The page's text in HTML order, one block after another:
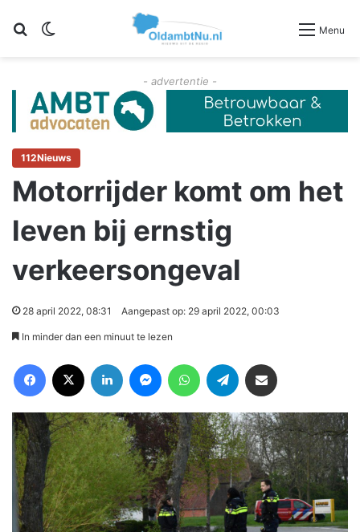
Zoeken Menu
- advertentie -
112Nieuws
Motorrijder komt om het
leven bij ernstig
verkeersongeval
28 april 2022, 08:31 Aangepast op: 29 april 2022, 00:03
In minder dan een minuut te lezen